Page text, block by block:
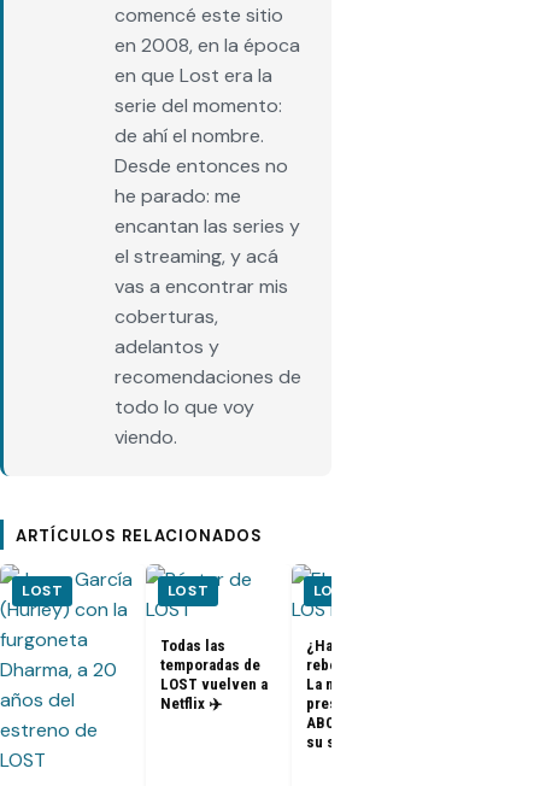
comencé este sitio
en 2008, en la época
en que Lost era la
serie del momento:
de ahí el nombre.
Desde entonces no
he parado: me
encantan las series y
el streaming, y acá
vas a encontrar mis
coberturas,
adelantos y
recomendaciones de
todo lo que voy
viendo.
ARTÍCULOS RELACIONADOS
LOST LOST
Todas las
temporadas de
LOST vuelven a
Netflix ✈️
LOST
¿Habrá un
reboot de Lost?
La nueva
presidenta de
ABC dice que es
su sueño